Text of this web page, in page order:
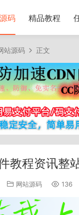
码 精品教程
站源码 正文
教程资讯整
网站源码 136